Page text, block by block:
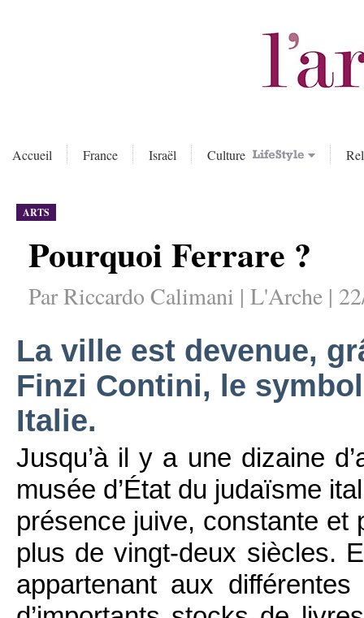
Accueil France Israël Culture
ARTS
Pourquoi Ferrare ?
Par Riccardo Calimani | L'Arche |
La ville est devenue,
Finzi Contini, le
Italie.
Jusqu’à il y a une dizaine
musée d’État du judaïsme
présence juive, constante et
plus de vingt-deux siècles.
appartenant aux